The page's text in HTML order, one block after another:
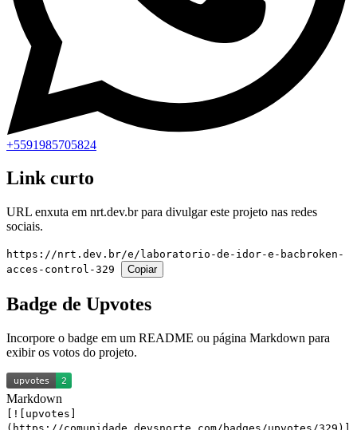
+5591985705824
Link curto
URL enxuta em nrt.dev.brpara divulgar este projeto nas redes
sociais.
https://nrt.dev.br/e/laboratorio-de-idor-e-bacbroken-
acces-control-329
Copiar
Badge de Upvotes
Incorpore o badge em um README ou página Markdown para
exibir os votos do projeto.
Markdown
[![upvotes]